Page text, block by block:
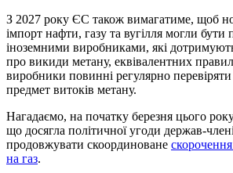
З 2027 року ЄС також вимагатиме, щоб
імпорт нафти, газу та вугілля могли бути
іноземними виробниками, які
про викиди метану, еквівалентних
виробники повинні регулярно перевіряти
предмет витоків метану.
Нагадаємо, на початку березня цього
що досягла політичної угоди держав-
продовжувати скоординоване
на газ.